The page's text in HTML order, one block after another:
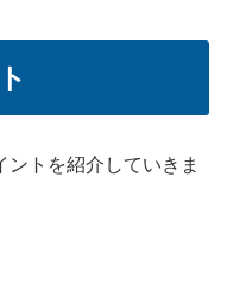
トを紹介していきま